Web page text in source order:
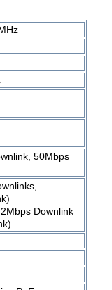
50Mbps
Downlink